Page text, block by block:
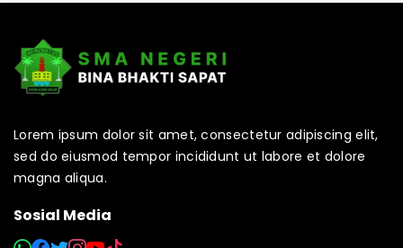
Lorem ipsum dolor sit amet, consectetur adipiscing elit,
sed do eiusmod tempor incididunt ut labore et dolore
magna aliqua.
Sosial Media